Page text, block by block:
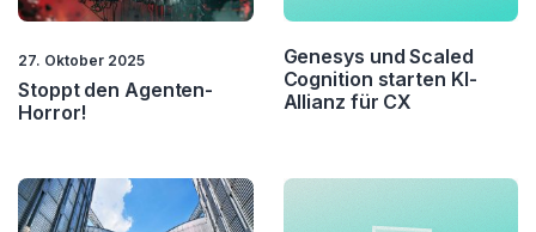
27. Oktober 2025
Stoppt den Agenten-
Horror!
Genesys und Scaled
Cognition starten KI-
Allianz für CX